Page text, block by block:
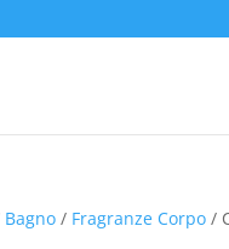
Bagno / Fragranze Corpo /